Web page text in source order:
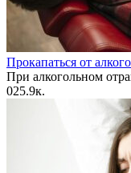
Прокапаться от
При алкогольном
025.9к.